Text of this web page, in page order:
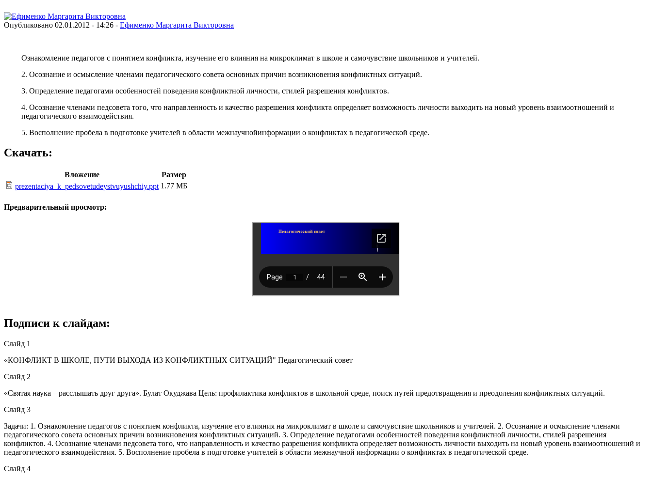
Опубликовано 02.01.2012 - 14:26 - Ефименко Маргарита Викторовна
Ознакомление педагогов с понятием конфликта, изучение его влияния на микроклимат в школе и самочувствие школьников и учителей.
2. Осознание и осмысление членами педагогического совета основных причин возникновения конфликтных ситуаций.
3. Определение педагогами особенностей поведения конфликтной личности, стилей разрешения конфликтов.
4. Осознание членами педсовета того, что направленность и качество разрешения конфликта определяет возможность личности выходить на новый уровень взаимоотношений и
педагогического взаимодействия.
5. Восполнение пробела в подготовке учителей в области межнаучнойинформации о конфликтах в педагогической среде.
Скачать:
Вложение
Размер
prezentaciya_k_pedsovetudeystvuyushchiy.ppt 1.77 МБ
Предварительный просмотр:
Подписи к слайдам:
Слайд 1
«КОНФЛИКТ В ШКОЛЕ, ПУТИ ВЫХОДА ИЗ КОНФЛИКТНЫХ СИТУАЦИЙ" Педагогический совет
Слайд 2
«Святая наука – расслышать друг друга». Булат Окуджава Цель: профилактика конфликтов в школьной среде, поиск путей предотвращения и преодоления конфликтных ситуаций.
Слайд 3
Задачи: 1. Ознакомление педагогов с понятием конфликта, изучение его влияния на микроклимат в школе и самочувствие школьников и учителей. 2. Осознание и осмысление членами
педагогического совета основных причин возникновения конфликтных ситуаций. 3. Определение педагогами особенностей поведения конфликтной личности, стилей разрешения
конфликтов. 4. Осознание членами педсовета того, что направленность и качество разрешения конфликта определяет возможность личности выходить на новый уровень взаимоотношений и
педагогического взаимодействия. 5. Восполнение пробела в подготовке учителей в области межнаучной информации о конфликтах в педагогической среде.
Слайд 4